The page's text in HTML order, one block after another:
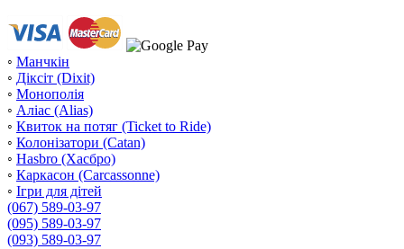
◦ Манчкін
◦ Діксіт (Dixit)
◦ Монополія
◦ Аліас (Alias)
◦ Квиток на потяг (Ticket to Ride)
◦ Колонізатори (Catan)
◦ Hasbro (Хасбро)
◦ Каркасон (Carcassonne)
◦ Ігри для дітей
(067) 589-03-97
(095) 589-03-97
(093) 589-03-97